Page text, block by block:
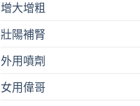
增大增粗
壯陽補腎
外用噴劑
女用偉哥